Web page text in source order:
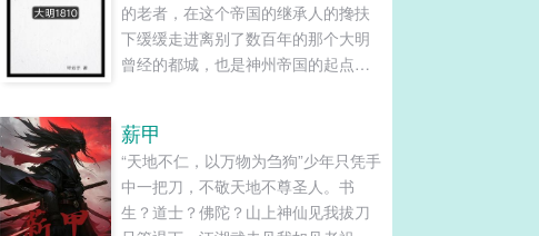
的老者，在这个帝国的继承人的搀扶
下缓缓走进离别了数百年的那个大明
曾经的都城，也是神州帝国的起点，
父皇老了，神州的未来就交给你了”老
人拍了拍年轻太子的肩膀，头也不回
的离开了原来这个老人曾经也是一名
穿越者，阴差阳错......
薪甲
“天地不仁，以万物为刍狗”少年只凭手
中一把刀，不敬天地不尊圣人。书
生？道士？佛陀？山上神仙见我拔刀